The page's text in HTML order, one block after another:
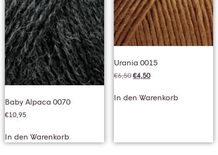
Baby Alpaca 0070
€10,95
In den Warenkorb
Urania 0015
€6,50€4,50
In den Warenkorb